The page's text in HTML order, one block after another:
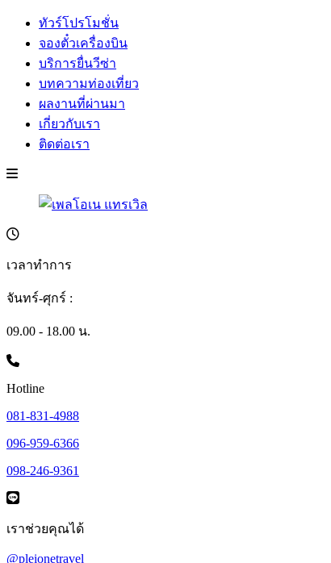
ทัวร์โปรโมชั่น
จองตั๋วเครื่องบิน
บริการยื่นวีซ่า
บทความท่องเที่ยว
ผลงานที่ผ่านมา
เกี่ยวกับเรา
ติดต่อเรา
เวลาทำการ
จันทร์-ศุกร์ :
09.00 - 18.00 น.
Hotline
081-831-4988
096-959-6366
098-246-9361
เราช่วยคุณได้
@pleionetravel